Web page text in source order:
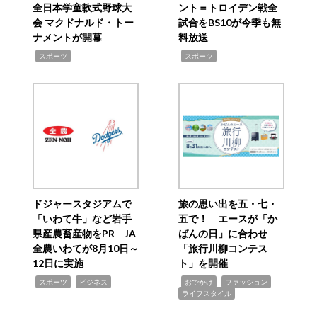
全日本学童軟式野球大
会 マクドナルド・トー
ナメントが開幕
スポーツ
ント＝トロイデン戦全
試合をBS10が今季も無
料放送
スポーツ
ドジャースタジアムで
「いわて牛」など岩手
県産農畜産物をPR JA
全農いわてが8月10日～
12日に実施
スポーツ ビジネス
旅の思い出を五・七・
五で！ エースが「か
ばんの日」に合わせ
「旅行川柳コンテス
ト」を開催
おでかけ ファッション
ライフスタイル